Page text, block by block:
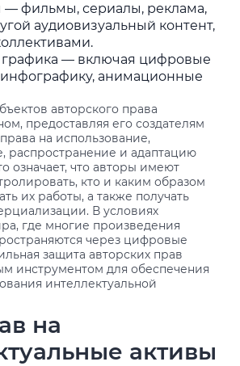
— фильмы, сериалы, реклама,
аудиовизуальный контент,
— включая цифровые
анимационные
авторского права
предоставляя его создателям
на использование,
распространение и адаптацию
означает, что авторы имеют
кто и каким образом
их работы, а также получать
В условиях
где многие произведения
через цифровые
защита авторских прав
инструментом для обеспечения
интеллектуальной
на
активы